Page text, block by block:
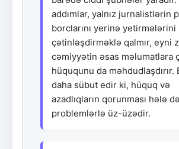
addımlar, yalnız jurnalistlərin
borclarını yerinə yetirmələrini
çətinləşdirməklə qalmır, eyni
cəmiyyətin əsas məlumatlara
hüququnu da məhdudlaşdırır.
daha sübut edir ki, hüquq və
azadlıqların qorunması hələ
problemlərlə üz-üzədir.